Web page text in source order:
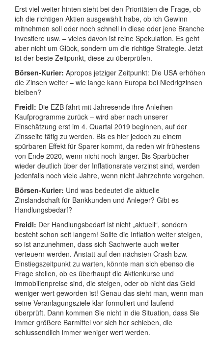
Erst viel weiter hinten steht bei den Prioritäten die Frage, ob
ich die richtigen Aktien ausgewählt habe, ob ich Gewinn
mitnehmen soll oder noch schnell in diese oder jene Branche
investiere usw. – vieles davon ist reine Spekulation. Es geht
aber nicht um Glück, sondern um die richtige Strategie. Jetzt
ist der beste Zeitpunkt, diese zu überprüfen.
Börsen-Kurier: Apropos jetziger Zeitpunkt: Die USA erhöhen
die Zinsen weiter – wie lange kann Europa bei Niedrigzinsen
bleiben?
Freidl: Die EZB fährt mit Jahresende ihre Anleihen-
Kaufprogramme zurück – wird aber nach unserer
Einschätzung erst im 4. Quartal 2019 beginnen, auf der
Zinsseite tätig zu werden. Bis es hier jedoch zu einem
spürbaren Effekt für Sparer kommt, da reden wir frühestens
von Ende 2020, wenn nicht noch länger. Bis Sparbücher
wieder deutlich über der Inflationsrate verzinst sind, werden
jedenfalls noch viele Jahre, wenn nicht Jahrzehnte vergehen.
Börsen-Kurier: Und was bedeutet die aktuelle
Zinslandschaft für Bankkunden und Anleger? Gibt es
Handlungsbedarf?
Freidl: Der Handlungsbedarf ist nicht „aktuell“, sondern
besteht schon seit langem! Sollte die Inflation weiter steigen,
so ist anzunehmen, dass sich Sachwerte auch weiter
verteuern werden. Anstatt auf den nächsten Crash bzw.
Einstiegszeitpunkt zu warten, könnte man sich ebenso die
Frage stellen, ob es überhaupt die Aktienkurse und
Immobilienpreise sind, die steigen, oder ob nicht das Geld
weniger wert geworden ist! Genau das sieht man, wenn man
seine Veranlagungsziele klar formuliert und laufend
überprüft. Dann kommen Sie nicht in die Situation, dass Sie
immer größere Barmittel vor sich her schieben, die
schlussendlich immer weniger wert werden.